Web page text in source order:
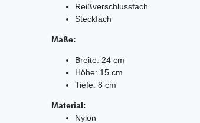
Reißverschlussfach
Steckfach
Maße:
Breite: 24 cm
Höhe: 15 cm
Tiefe: 8 cm
Material:
Nylon